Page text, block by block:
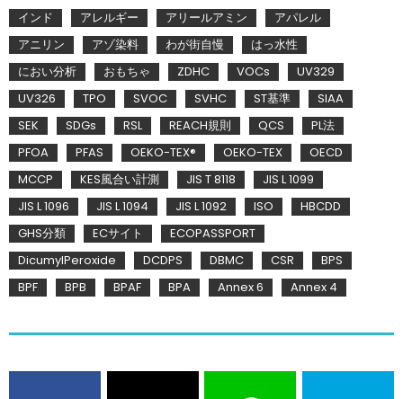
インド
アレルギー アリールアミン
アパレル
アニリン
アゾ染料 わが街自慢
はっ水性
におい分析
おもちゃ ZDHC VOCs
UV329
UV326
TPO SVOC SVHC ST基準
SIAA
SEK
SDGs RSL REACH規則 QCS
PL法
PFOA
PFAS OEKO-TEX® OEKO-TEX
OECD
MCCP
KES風合い計測 JIS T 8118
JIS L 1099
JIS L 1096
JIS L 1094 JIS L 1092 ISO
HBCDD
GHS分類
ECサイト
ECOPASSPORT
DicumylPeroxide
DCDPS DBMC CSR
BPS
BPF
BPB BPAF BPA Annex 6 Annex 4